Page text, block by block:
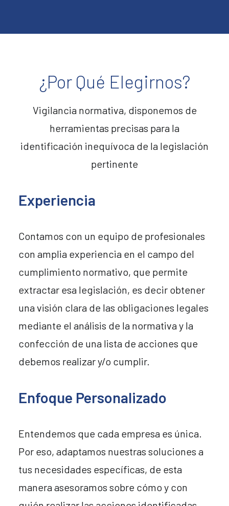
¿Por Qué Elegirnos?
Vigilancia normativa, disponemos de
herramientas precisas para la
identificación inequívoca de la legislación
pertinente
Experiencia
Contamos con un equipo de profesionales
con amplia experiencia en el campo del
cumplimiento normativo, que permite
extractar esa legislación, es decir obtener
una visión clara de las obligaciones legales
mediante el análisis de la normativa y la
confección de una lista de acciones que
debemos realizar y/o cumplir.
Enfoque Personalizado
Entendemos que cada empresa es única.
Por eso, adaptamos nuestras soluciones a
tus necesidades específicas, de esta
manera asesoramos sobre cómo y con